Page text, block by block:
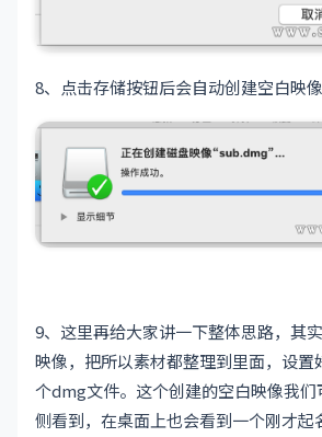
8、点击存储按钮后会自动创建空白映像
9、这里再给大家讲一下整体思路，其
映像，把所以素材都整理到里面，设置
个dmg文件。这个创建的空白映像我
侧看到，在桌面上也会看到一个刚才